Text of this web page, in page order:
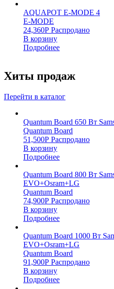
AQUAPOT E-MODE 4
E-MODE
24,360Р Распродано
В корзину
Подробнее
Хиты продаж
Перейти в каталог
Quantum Board 650 Вт
Quantum Board
51,500Р Распродано
В корзину
Подробнее
Quantum Board 800 Вт
EVO+Osram+LG
Quantum Board
74,900Р Распродано
В корзину
Подробнее
Quantum Board 1000 Вт
EVO+Osram+LG
Quantum Board
91,900Р Распродано
В корзину
Подробнее